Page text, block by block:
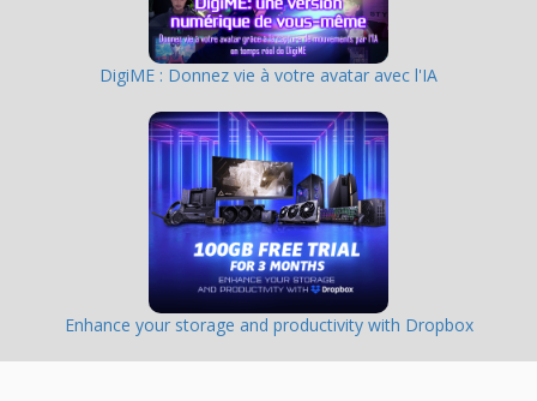
DigiME : Donnez vie à votre avatar avec l'IA
Enhance your storage and productivity with Dropbox